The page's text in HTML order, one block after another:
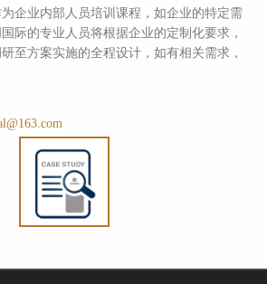
企业内部人员培训课程，如企业的特定需
际的专业人员将根据企业的定制化要求，
至方案实施的全程设计，如有相关需求，